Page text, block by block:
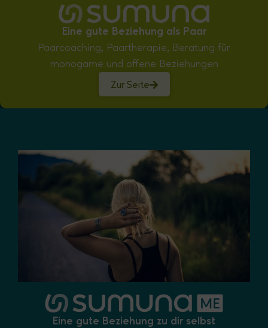
Eine gute Beziehung als Paar
Paarcoaching, Paartherapie, Beratung für
monogame und offene Beziehungen
Zur Seite
Eine gute Beziehung zu dir selbst